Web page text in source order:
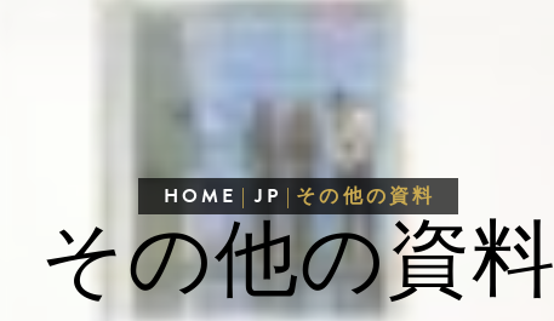
HOME | JP | その他の資料
その他の資料